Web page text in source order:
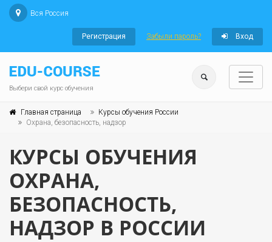
Вся Россия
Регистрация Забыли пароль? Вход
Выбери свой курс обучения
Главная страница
Курсы обучения России
Охрана, безопасность, надзор
КУРСЫ ОБУЧЕНИЯ
ОХРАНА,
БЕЗОПАСНОСТЬ,
НАДЗОР В РОССИИ